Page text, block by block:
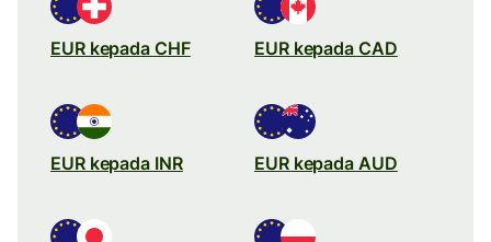
EUR kepada CHF EUR kepada CAD
EUR kepada INR EUR kepada AUD